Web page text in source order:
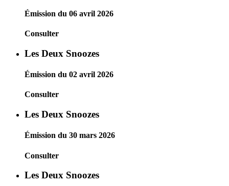
Émission du 06 avril 2026
Consulter
Les Deux Snoozes
Émission du 02 avril 2026
Consulter
Les Deux Snoozes
Émission du 30 mars 2026
Consulter
Les Deux Snoozes